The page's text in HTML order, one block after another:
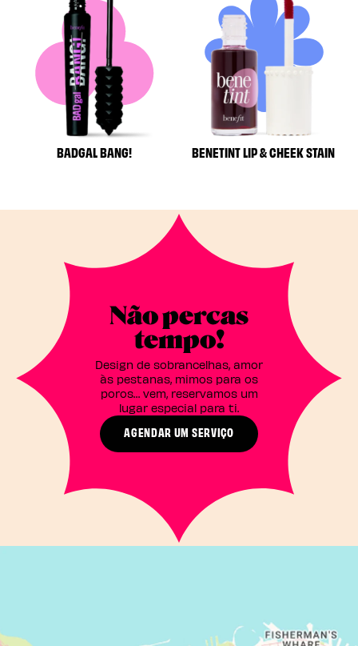
BADGAL BANG! BENETINT LIP & CHEEK STAIN
Não percas
tempo!
Design de sobrancelhas, amor
às pestanas, mimos para os
poros… vem, reservamos um
lugar especial para ti.
AGENDAR UM SERVIÇO​